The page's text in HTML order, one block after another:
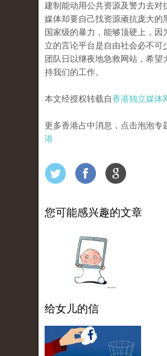
建制能动用公共资源及警力去对
媒体却要自己找资源顽抗庞大的
国家级的暴力，能够顶硬上，因​​
立的言论平台是自由社会必不可
团队日以继夜地急救网站，希望
持我们的工作。
本文经授权转载自香港独立媒体
更多香港占中消息，点击泡泡专
港
您可能感兴趣的文章
给女儿的信